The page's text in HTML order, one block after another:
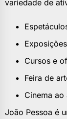
variedade de
Cursos e
Feira de
Cinema
João Pessoa é